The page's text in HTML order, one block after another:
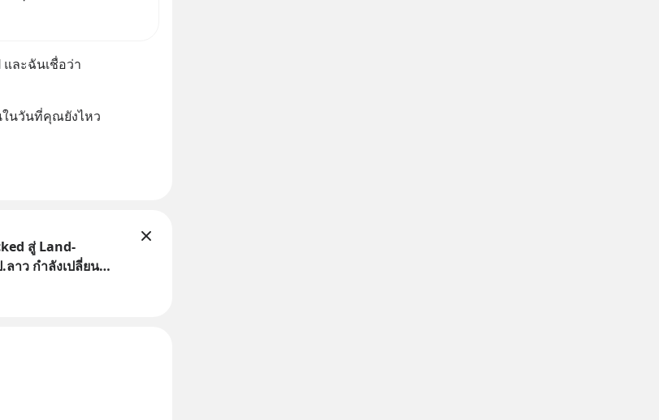
าที่เทคโนโลยี
งเศรษฐกิจ และวิถี
นานต่
ละฉันเชื่อว่า
นวันที่คุณยังไหว
สู่ Land-
าว กำลังเปลี่ยน
าน” สู่ “ศูนย์กลาง